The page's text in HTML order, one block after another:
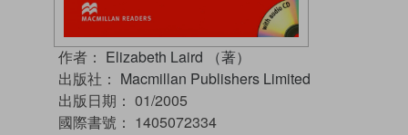
作者： Elizabeth Laird （著）
出版社： Macmillan Publishers Limited
出版日期： 01/2005
國際書號： 1405072334